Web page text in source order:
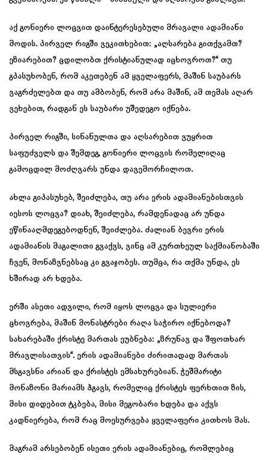
აქ გონიერი ლოცვით დაინტერესებული მრავალი ადამიანი
მოდის. პირველ რიგში ვეკითხებით: „აღსარება გითქვამთ?
ეზიარებით? ცდილობთ ქრისტიანულად იცხოვროთ?“ თუ
გპასუხობენ, რომ აკეთებენ ამ ყველაფერს, მაშინ საუბარს
ვაგრძელებთ და თუ ამბობენ, რომ არა მაშინ, ამ თემას აღარ
ვეხებით, რადგან ეს საუბარი უშედეგო იქნება.
პირველ რიგში, სინანულთა და აღსარებით ვუყრით
საფუძველს და შემდეგ, გონიერი ლოცვის რომელიღაც
გამოცდილ მოძღვარს უნდა დავემორჩილოთ.
ახლა გიპასუხებ, შეიძლება, თუ არა ერის ადამიანებისთვის
იესოს ლოცვა? დიახ, შეიძლება, რამდენადაც არ უნდა
ეწინააღმდეგებოდნენ, შეიძლება. ძალიან ბევრი ერის
ადამიანის მაგალითი გვაქვს, ვინც ამ კურთხეულ საქმიანობაში
ჩვენ, მონაზვნებსაც კი გვაჯობეს. თუმცა, რა თქმა უნდა, ეს
ხშირად არ ხდება.
ერში ასეთი ადვილი, რომ იყოს ლოცვა და სულიერი
ცხოვრება, მაშინ მონასტრები რაღა საჭირო იქნებოდა?
სახარებაში ქრისტე მართას ეუბნება: „ზრუნავ და შფოთხარ
მრავლისათვის“. ერის ადამიანები ძირითადად მართას
მსგავსნი არიან და ქრისტეს ემსახურებიან. ჭეშმარიტი
მონაზონი მარიამს ჰგავს, რომელიც ქრისტეს ფერხთით ზის,
მისი დიდებით ტკბება, მისი მეგობარი ხდება და აქვს
კადნიერება, რომ რაც მოესურვება ყველაფერი კითხოს მას.
მაგრამ არსებობენ ისეთი ერის ადამიანებიც, რომლებიც